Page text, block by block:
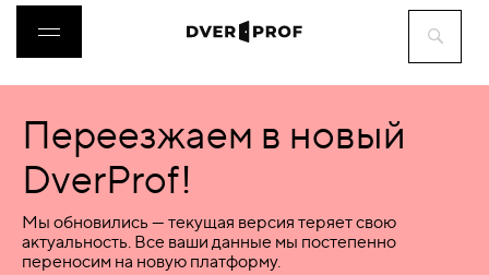
ДВЕРИ
ФУРНИТУРА
ВОРОТА
Переезжаем в новый
DverProf!
Мы обновились — текущая версия теряет свою
актуальность. Все ваши данные мы постепенно
переносим на новую платформу.